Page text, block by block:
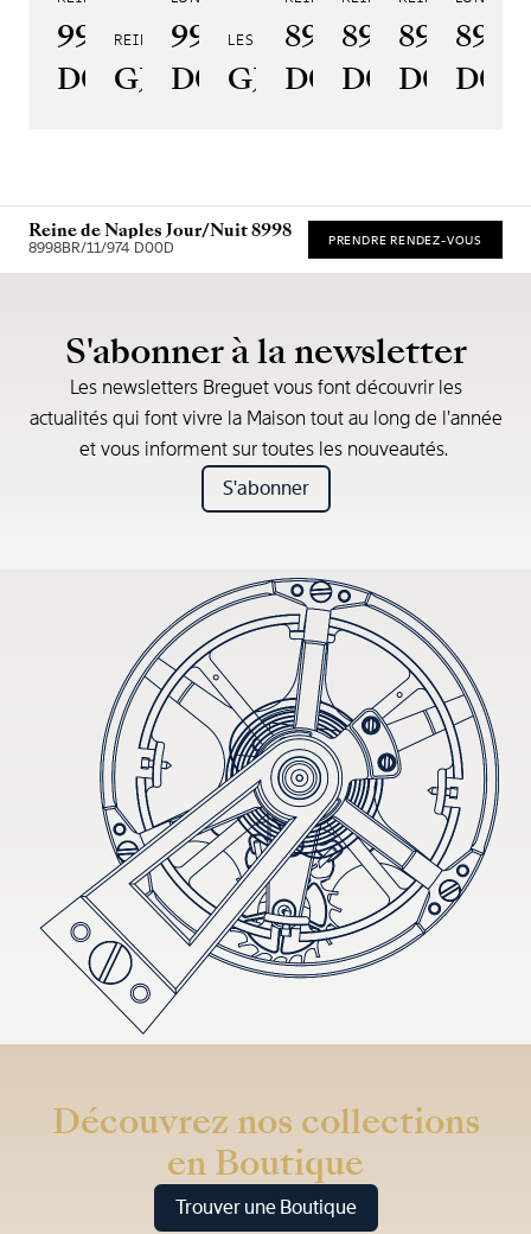
9915BB/58/964
D0
REINE DE NAPLES PERLES IMPÉRIALES
GJ29BH89254DD5J4
9935BH/4Y/J40
D0
LES JARDINS DU PETIT TRIANON
GJE25BH20.8985DB
8925BH/5W/J40
D0
8918BB/5D/
D0
D0
Reine de Naples Jour/Nuit 8998
8998BR/11/974 D00D PRENDRE RENDEZ-VOUS
S'abonner à la newsletter
Les newsletters Breguet vous font découvrir les
actualités qui font vivre la Maison tout au long de l’année
et vous informent sur toutes les nouveautés.
S'abonner
Découvrez nos collections
en Boutique
Trouver une Boutique